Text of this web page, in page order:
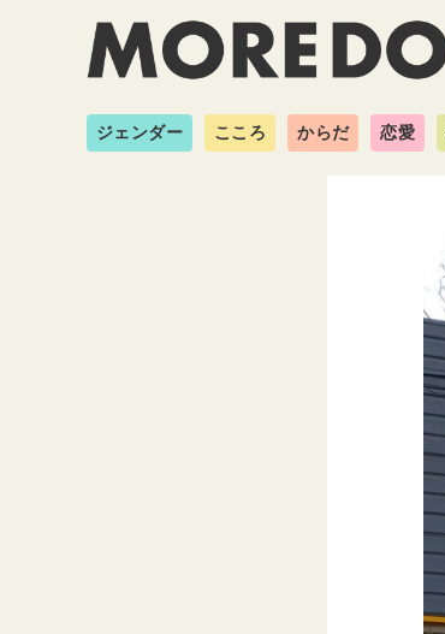
ジェンダー こころ からだ 恋愛